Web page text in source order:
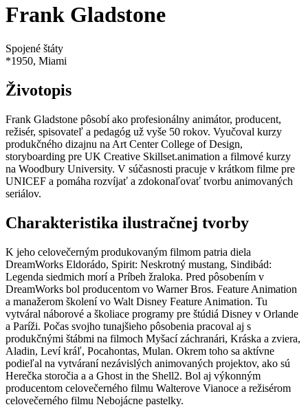
Frank Gladstone
Spojené štáty
*1950, Miami
Životopis
Frank Gladstone pôsobí ako profesionálny animátor, producent,
režisér, spisovateľ a pedagóg už vyše 50 rokov. Vyučoval kurzy
produkčného dizajnu na Art Center College of Design,
storyboarding pre UK Creative Skillset.animation a filmové kurzy
na Woodbury University. V súčasnosti pracuje v krátkom filme pre
UNICEF a pomáha rozvíjať a zdokonaľovať tvorbu animovaných
seriálov.
Charakteristika ilustračnej tvorby
K jeho celovečerným produkovaným filmom patria diela
DreamWorks Eldorádo, Spirit: Neskrotný mustang, Sindibád:
Legenda siedmich morí a Príbeh žraloka. Pred pôsobením v
DreamWorks bol producentom vo Warner Bros. Feature Animation
a manažerom školení vo Walt Disney Feature Animation. Tu
vytváral náborové a školiace programy pre štúdiá Disney v Orlande
a Paríži. Počas svojho tunajšieho pôsobenia pracoval aj s
produkčnými štábmi na filmoch Myšací záchranári, Kráska a zviera,
Aladin, Leví kráľ, Pocahontas, Mulan. Okrem toho sa aktívne
podieľal na vytváraní nezávislých animovaných projektov, ako sú
Herečka storočia a a Ghost in the Shell2. Bol aj výkonným
producentom celovečerného filmu Walterove Vianoce a režisérom
celovečerného filmu Nebojácne pastelky.